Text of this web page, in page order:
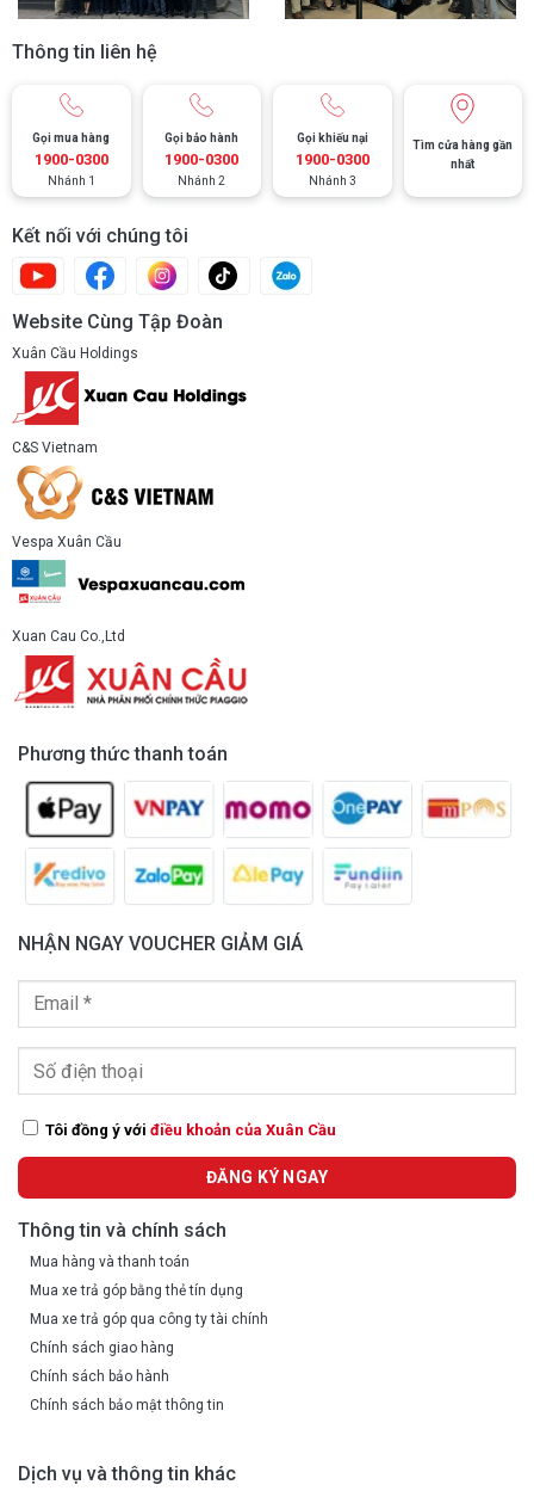
Thông tin liên hệ
Gọi mua hàng
1900-0300
Nhánh 1
Gọi bảo hành
1900-0300
Nhánh 2
Gọi khiếu nại
1900-0300
Nhánh 3
Tìm cửa hàng gần
nhất
Kết nối với chúng tôi
Website Cùng Tập Đoàn
Xuân Cầu Holdings
C&S Vietnam
Vespa Xuân Cầu
Xuan Cau Co.,Ltd
Phương thức thanh toán
NHẬN NGAY VOUCHER GIẢM GIÁ
Tôi đồng ý với điều khoản của Xuân Cầu
Thông tin và chính sách
Mua hàng và thanh toán
Mua xe trả góp bằng thẻ tín dụng
Mua xe trả góp qua công ty tài chính
Chính sách giao hàng
Chính sách bảo hành
Chính sách bảo mật thông tin
Dịch vụ và thông tin khác